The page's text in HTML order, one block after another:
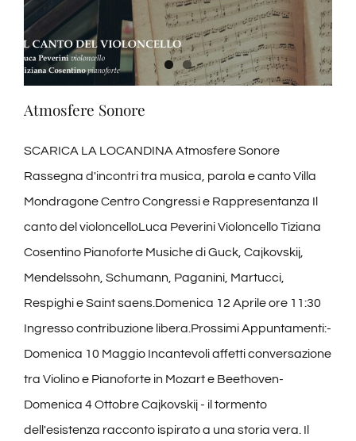
11
aprile
2026
–
Atmosfere Sonore
SCARICA LA LOCANDINA Atmosfere Sonore
Rassegna d'incontri tra musica, parola e canto Villa
Mondragone Centro Congressi e Rappresentanza Il
canto del violoncelloLuca Peverini Violoncello Tiziana
Cosentino Pianoforte Musiche di Guck, Cajkovskij,
Mendelssohn, Schumann, Paganini, Martucci,
Respighi e Saint saens.Domenica 12 Aprile ore 11:30
Ingresso contribuzione libera.Prossimi Appuntamenti:-
Domenica 10 Maggio Incantevoli affetti conversazione
tra Violino e Pianoforte in Mozart e Beethoven-
Domenica 4 Ottobre Cajkovskij - il tormento
dell'esistenza racconto ispirato a una storia vera. Il